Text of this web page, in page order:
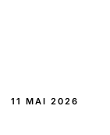
11 MAI 2026